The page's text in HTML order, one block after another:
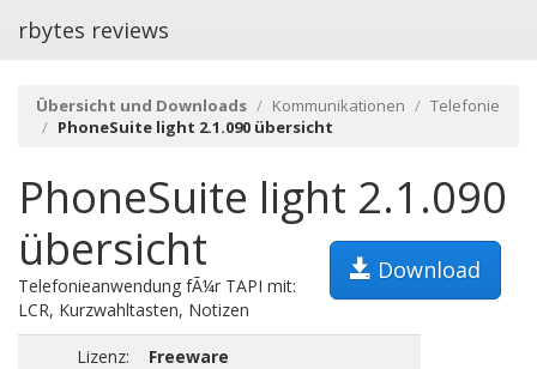
rbytes reviews
Übersicht und Downloads Kommunikationen
Telefonie
PhoneSuite light 2.1.090 übersicht
PhoneSuite light 2.1.090
übersicht
Download
Telefonieanwendung fÃ¼r TAPI mit:
LCR, Kurzwahltasten, Notizen
Lizenz:
Freeware